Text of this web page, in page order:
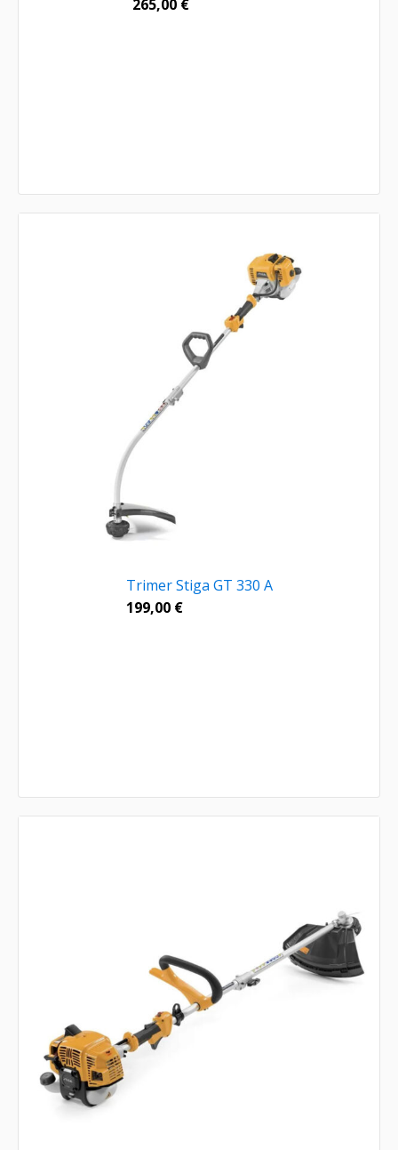
265,00 €
Trimer Stiga GT 330 A
199,00 €